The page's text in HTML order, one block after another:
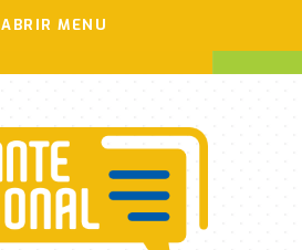
ABRIR MENU